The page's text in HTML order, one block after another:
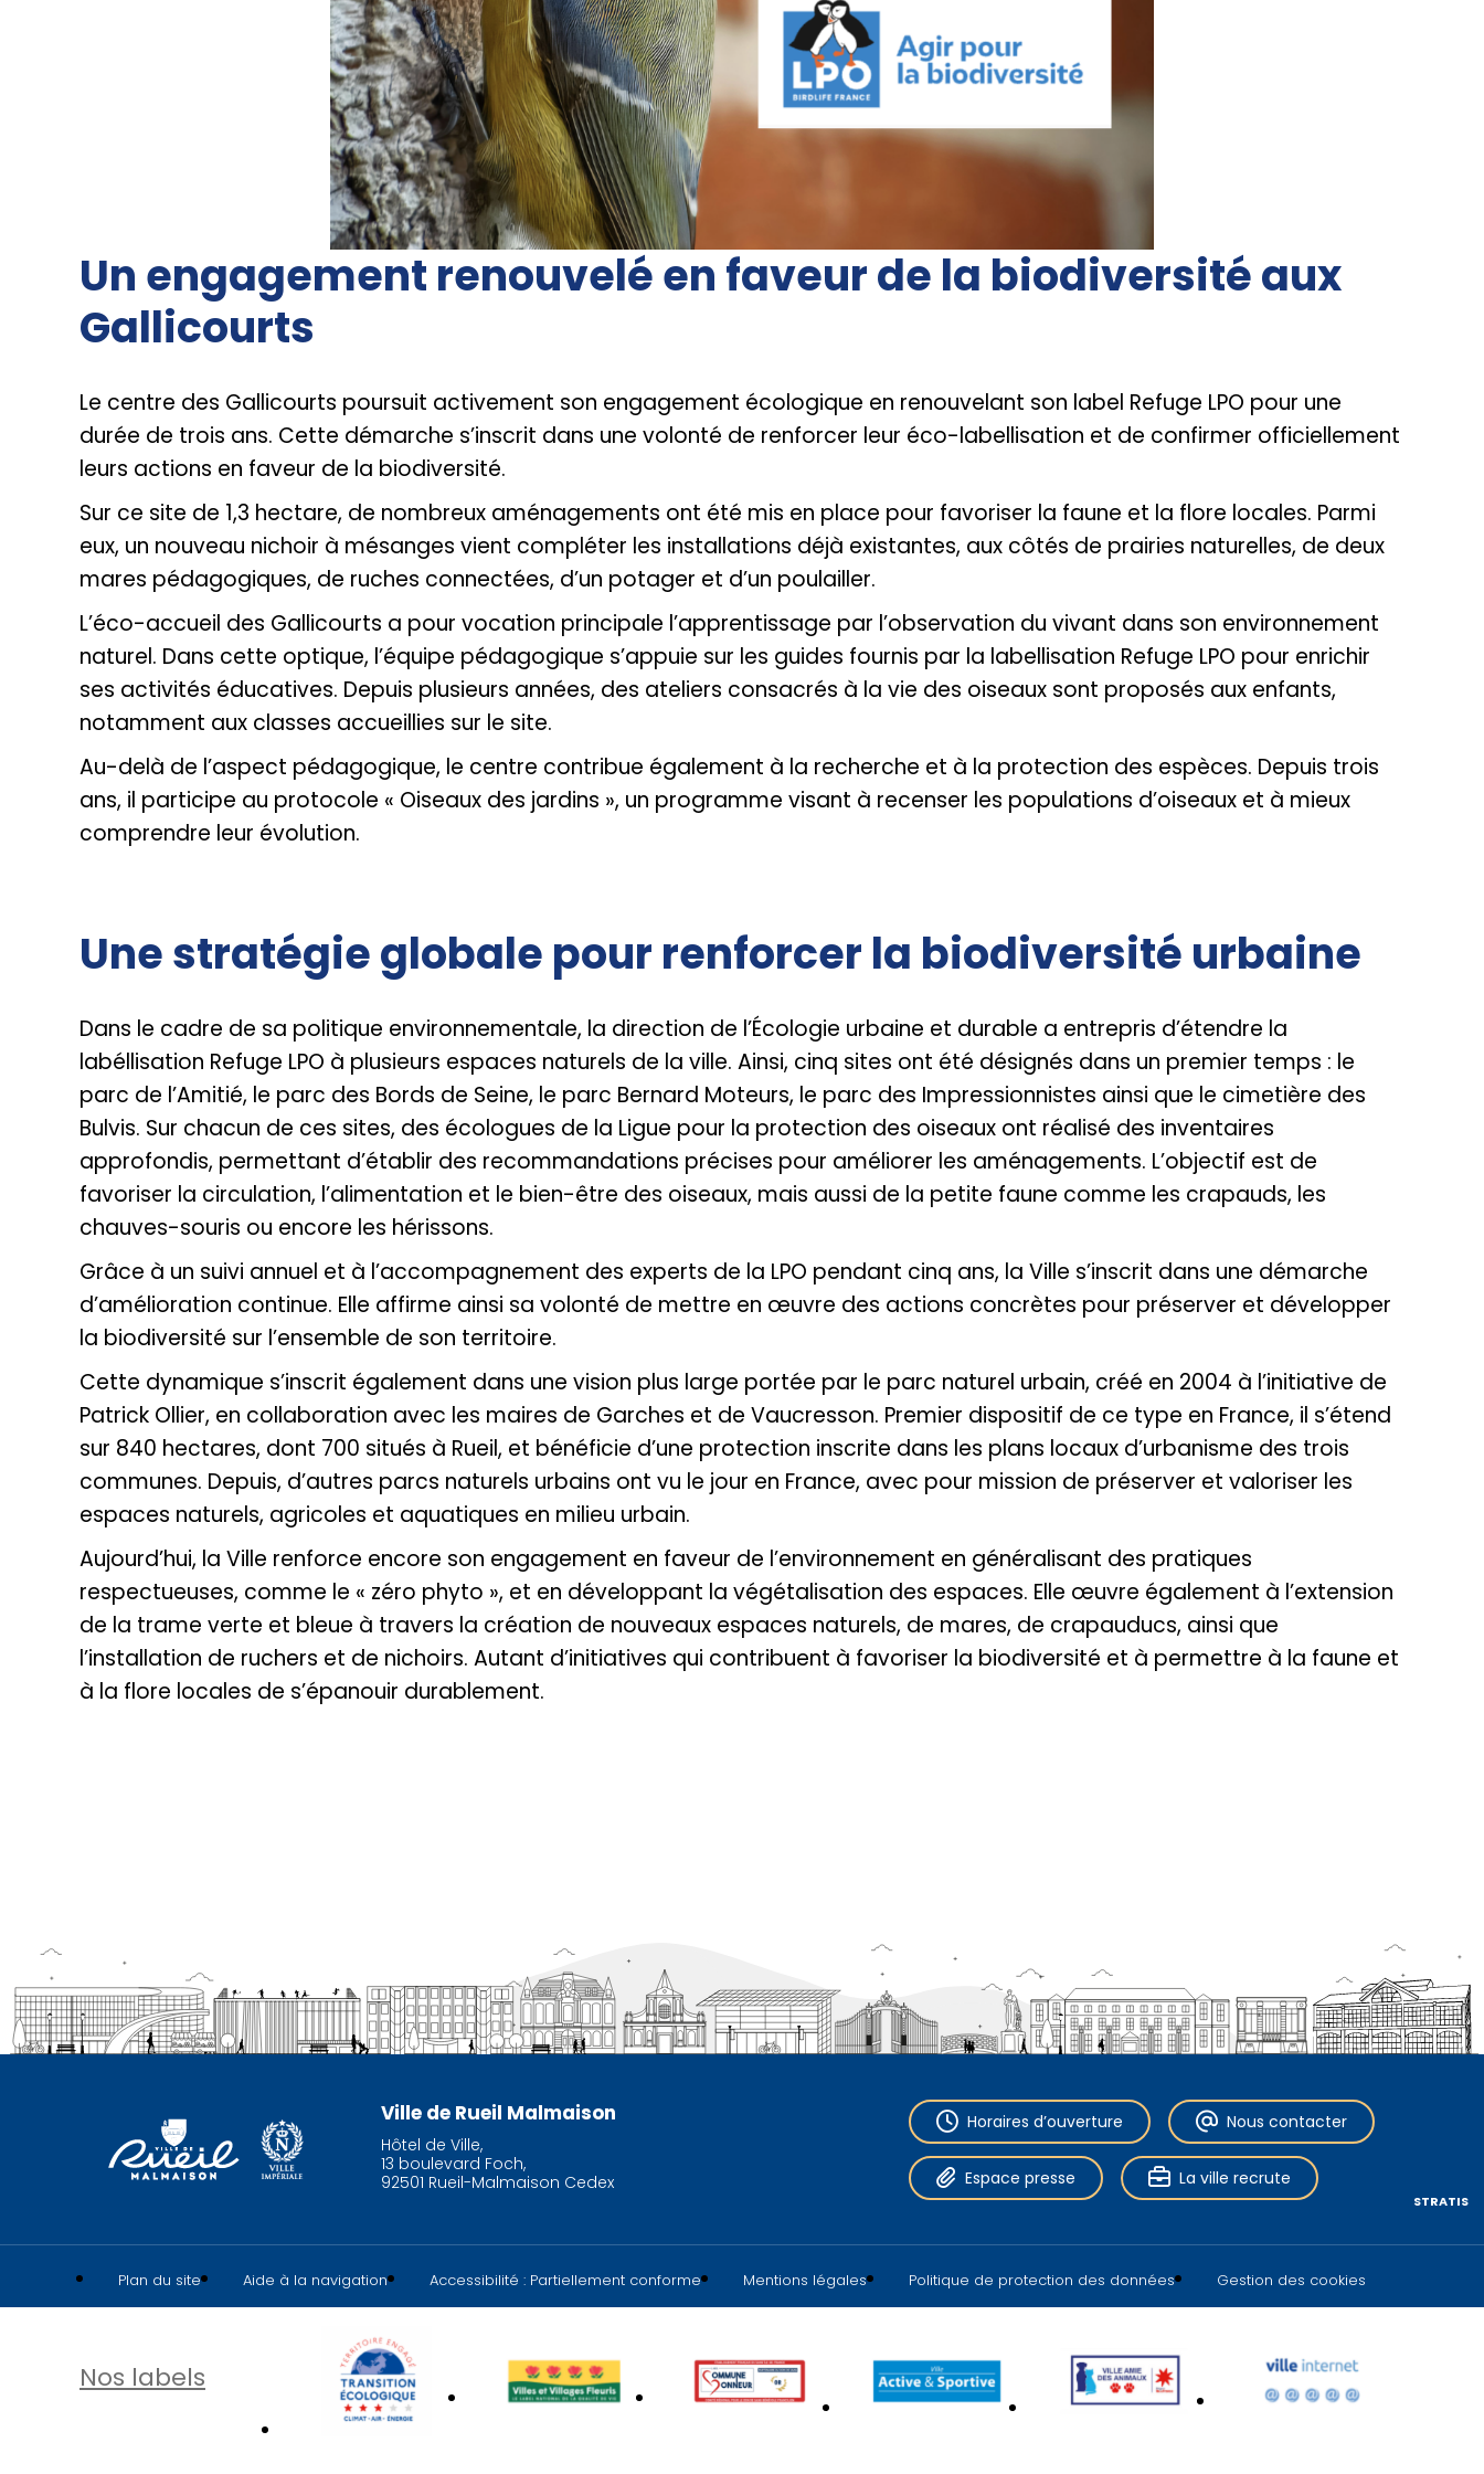
Un engagement renouvelé en faveur de la biodiversité aux
Gallicourts
Le centre des Gallicourts poursuit activement son engagement écologique en renouvelant son label Refuge LPO pour une
durée de trois ans. Cette démarche s’inscrit dans une volonté de renforcer leur éco-labellisation et de confirmer officiellement
leurs actions en faveur de la biodiversité.
Sur ce site de 1,3 hectare, de nombreux aménagements ont été mis en place pour favoriser la faune et la flore locales. Parmi
eux, un nouveau nichoir à mésanges vient compléter les installations déjà existantes, aux côtés de prairies naturelles, de deux
mares pédagogiques, de ruches connectées, d’un potager et d’un poulailler.
L’éco-accueil des Gallicourts a pour vocation principale l’apprentissage par l’observation du vivant dans son environnement
naturel. Dans cette optique, l’équipe pédagogique s’appuie sur les guides fournis par la labellisation Refuge LPO pour enrichir
ses activités éducatives. Depuis plusieurs années, des ateliers consacrés à la vie des oiseaux sont proposés aux enfants,
notamment aux classes accueillies sur le site.
Au-delà de l’aspect pédagogique, le centre contribue également à la recherche et à la protection des espèces. Depuis trois
ans, il participe au protocole « Oiseaux des jardins », un programme visant à recenser les populations d’oiseaux et à mieux
comprendre leur évolution.
Une stratégie globale pour renforcer la biodiversité urbaine
Dans le cadre de sa politique environnementale, la direction de l’Écologie urbaine et durable a entrepris d’étendre la
labéllisation Refuge LPO à plusieurs espaces naturels de la ville. Ainsi, cinq sites ont été désignés dans un premier temps : le
parc de l’Amitié, le parc des Bords de Seine, le parc Bernard Moteurs, le parc des Impressionnistes ainsi que le cimetière des
Bulvis. Sur chacun de ces sites, des écologues de la Ligue pour la protection des oiseaux ont réalisé des inventaires
approfondis, permettant d’établir des recommandations précises pour améliorer les aménagements. L’objectif est de
favoriser la circulation, l’alimentation et le bien-être des oiseaux, mais aussi de la petite faune comme les crapauds, les
chauves-souris ou encore les hérissons.
Grâce à un suivi annuel et à l’accompagnement des experts de la LPO pendant cinq ans, la Ville s’inscrit dans une démarche
d’amélioration continue. Elle affirme ainsi sa volonté de mettre en œuvre des actions concrètes pour préserver et développer
la biodiversité sur l’ensemble de son territoire.
Cette dynamique s’inscrit également dans une vision plus large portée par le parc naturel urbain, créé en 2004 à l’initiative de
Patrick Ollier, en collaboration avec les maires de Garches et de Vaucresson. Premier dispositif de ce type en France, il s’étend
sur 840 hectares, dont 700 situés à Rueil, et bénéficie d’une protection inscrite dans les plans locaux d’urbanisme des trois
communes. Depuis, d’autres parcs naturels urbains ont vu le jour en France, avec pour mission de préserver et valoriser les
espaces naturels, agricoles et aquatiques en milieu urbain.
Aujourd’hui, la Ville renforce encore son engagement en faveur de l’environnement en généralisant des pratiques
respectueuses, comme le « zéro phyto », et en développant la végétalisation des espaces. Elle œuvre également à l’extension
de la trame verte et bleue à travers la création de nouveaux espaces naturels, de mares, de crapauducs, ainsi que
l’installation de ruchers et de nichoirs. Autant d’initiatives qui contribuent à favoriser la biodiversité et à permettre à la faune et
à la flore locales de s’épanouir durablement.
Ville de Rueil Malmaison
Hôtel de Ville,
13 boulevard Foch,
92501 Rueil-Malmaison Cedex
Horaires d’ouverture Nous contacter
Espace presse La ville recrute
Plan du site Aide à la navigation Accessibilité : Partiellement conforme Mentions légales Politique de protection des données Gestion des cookies
STRATIS
Nos labels